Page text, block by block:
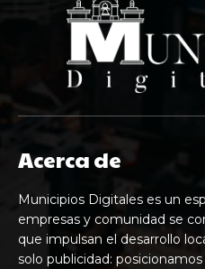
Acerca de
Municipios Digitales es un
empresas y comunidad se
que impulsan el desarrollo
solo publicidad: